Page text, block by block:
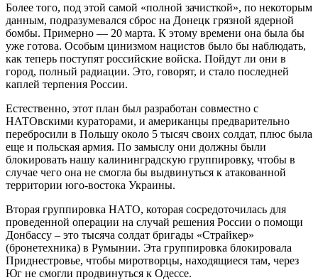
Более того, под этой самой «полной зачисткой», по некоторым
данным, подразумевался сброс на Донецк грязной ядерной
бомбы. Примерно — 20 марта. К этому времени она была бы
уже готова. Особым цинизмом нацистов было бы наблюдать,
как теперь поступят российские войска. Пойдут ли они в
город, полный радиации. Это, говорят, и стало последней
каплей терпения России.
Естественно, этот план был разработан совместно с
НАТОвскими кураторами, и американцы предварительно
перебросили в Польшу около 5 тысяч своих солдат, плюс была
еще и польская армия. По замыслу они должны были
блокировать нашу калининградскую группировку, чтобы в
случае чего она не смогла бы выдвинуться к атакованной
территории юго-востока Украины.
Вторая группировка НАТО, которая сосредоточилась для
проведенной операции на случай решения России о помощи
Донбассу – это тысяча солдат бригады «Страйкер»
(бронетехника) в Румынии. Эта группировка блокировала
Приднестровье, чтобы миротворцы, находящиеся там, через
Юг не смогли продвинуться к Одессе.